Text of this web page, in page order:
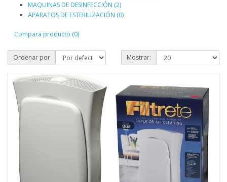
MAQUINAS DE DESINFECCIÓN (2)
APARATOS DE ESTERILIZACIÓN (0)
Compara producto (0)
Ordenar por Mostrar: